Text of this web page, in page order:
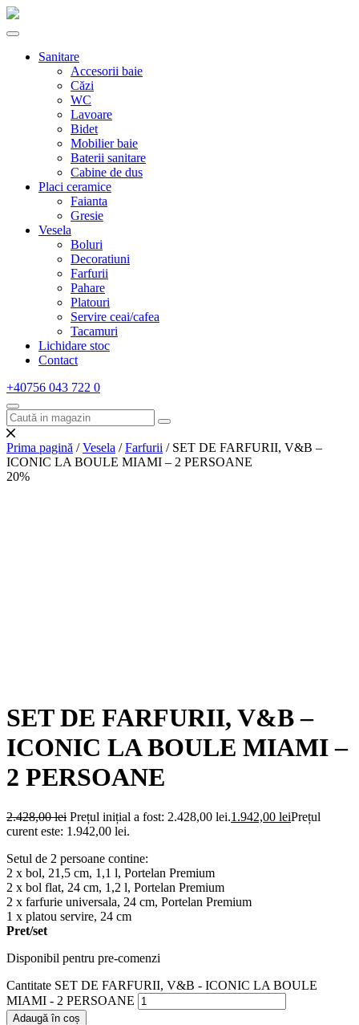
Sanitare
Accesorii baie
Căzi
WC
Lavoare
Bidet
Mobilier baie
Baterii sanitare
Cabine de dus
Placi ceramice
Faianta
Gresie
Vesela
Boluri
Decoratiuni
Farfurii
Pahare
Platouri
Servire ceai/cafea
Tacamuri
Lichidare stoc
Contact
+40756 043 722 0
Prima pagină /Vesela /Farfurii / SET DE FARFURII, V&B –
ICONIC LA BOULE MIAMI – 2 PERSOANE
20%
SET DE FARFURII, V&B –
ICONIC LA BOULE MIAMI –
2 PERSOANE
2.428,00lei Prețul inițial a fost: 2.428,00 lei.1.942,00 leiPrețul
curent este: 1.942,00 lei.
Setul de 2 persoane contine:
2 x bol, 21,5 cm, 1,1 l, Portelan Premium
2 x bol flat, 24 cm, 1,2 l, Portelan Premium
2 x farfurie universala, 24 cm, Portelan Premium
1 x platou servire, 24 cm
Pret/set
Disponibil pentru pre-comenzi
Cantitate SET DE FARFURII, V&B - ICONIC LA BOULE
MIAMI - 2 PERSOANE
Adaugă în coș